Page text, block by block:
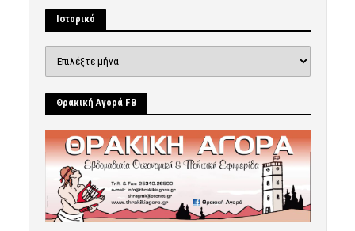
Ιστορικό
Θρακική Αγορά FB